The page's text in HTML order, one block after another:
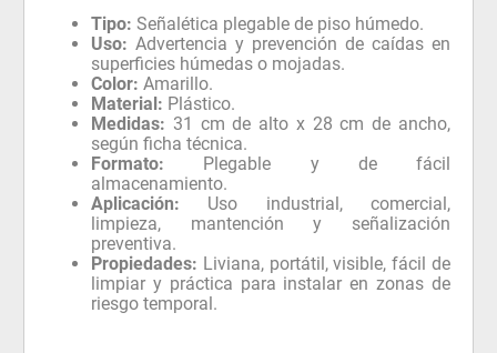
Tipo: Señalética plegable de piso húmedo.
Uso: Advertencia y prevención de caídas en
superficies húmedas o mojadas.
Color: Amarillo.
Material: Plástico.
Medidas: 31 cm de alto x 28 cm de ancho,
según ficha técnica.
Formato: Plegable y de fácil
almacenamiento.
Aplicación: Uso industrial, comercial,
limpieza, mantención y señalización
preventiva.
Propiedades: Liviana, portátil, visible, fácil de
limpiar y práctica para instalar en zonas de
riesgo temporal.